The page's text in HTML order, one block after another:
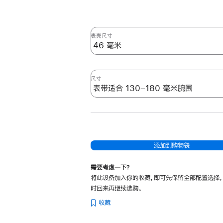
表壳尺寸
尺寸
添加到购物袋
需要考虑一下？
将此设备加入你的收藏，即可先保留全部配置选择
时回来再继续选购。
收藏